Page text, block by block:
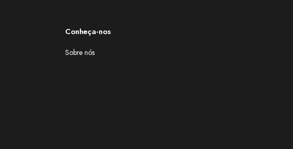
Conheça-nos
Sobre nós